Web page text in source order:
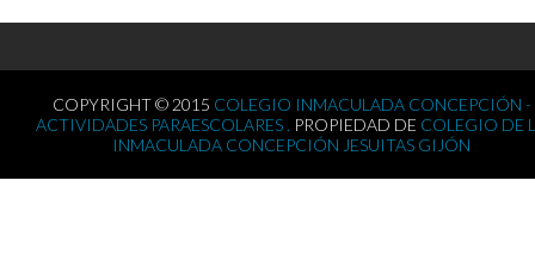
COPYRIGHT © 2015 COLEGIO INMACULADA CONCEPCIÓN -
ACTIVIDADES PARAESCOLARES . PROPIEDAD DE COLEGIO DE
INMACULADA CONCEPCIÓN JESUITAS GIJÓN